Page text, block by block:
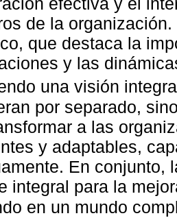
de la
que destaca la
y las
una visión
por separado,
a las
y adaptables,
En conjunto,
integral para la
en un mundo